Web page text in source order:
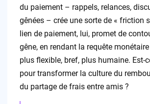
du paiement – rappels, relances,
gênées – crée une sorte de « friction
lien de paiement, lui, promet de
gêne, en rendant la requête
plus flexible, bref, plus humaine. Est-
pour transformer la culture du
du partage de frais entre amis ?